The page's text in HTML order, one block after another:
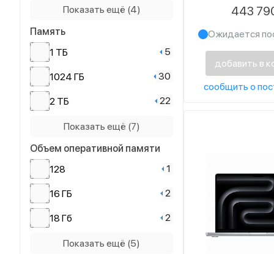
космический серый
космический
Показать ещё (4)
Память
1 ТБ
5
1024 ГБ 30
2 ТБ 22
2048 ГБ
256 ГБ
4 ТБ 13
4096 ГБ 8
512 ГБ 35
8 ТБ
Показать ещё (7)
Объем оперативной памяти
128
1
16 ГБ 2
18 Гб 2
24 ГБ
Показать ещё (5)
443
Ожидается
добавить в
сообщить о